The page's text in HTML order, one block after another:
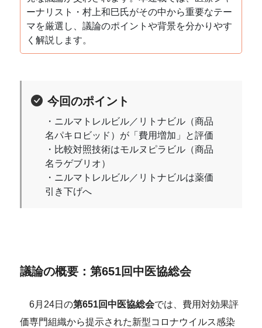
ーナリスト・村上和巳氏がその中から重要なテー
マを厳選し、議論のポイントや背景を分かりやす
く解説します。
今回のポイント
・ニルマトレルビル／リトナビル（商品
名パキロビッド）が「費用増加」と評価
・比較対照技術はモルヌピラビル（商品
名ラゲブリオ）
・ニルマトレルビル／リトナビルは薬価
引き下げへ
議論の概要：第651回中医協総会
6月24日の第651回中医協総会では、費用対効果評
価専門組織から提示された新型コロナウイルス感染